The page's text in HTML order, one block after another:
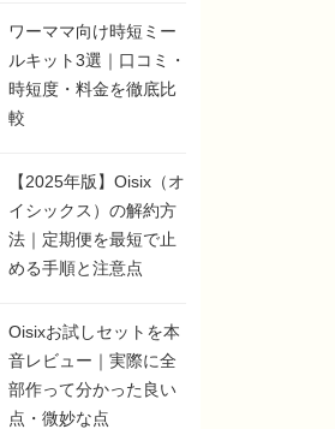
ワーママ向け時短ミー
ルキット3選｜口コミ・
時短度・料金を徹底比
較
【2025年版】Oisix（オ
イシックス）の解約方
法｜定期便を最短で止
める手順と注意点
Oisixお試しセットを本
音レビュー｜実際に全
部作って分かった良い
点・微妙な点